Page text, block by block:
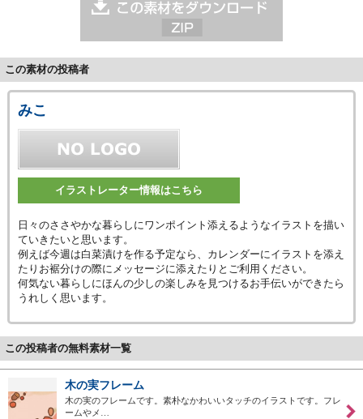
この素材の投稿者
みこ
イラストレーター情報はこちら
日々のささやかな暮らしにワンポイント添えるようなイラストを描い
ていきたいと思います。
例えば今週は白菜漬けを作る予定なら、カレンダーにイラストを添え
たりお裾分けの際にメッセージに添えたりとご利用ください。
何気ない暮らしにほんの少しの楽しみを見つけるお手伝いができたら
うれしく思います。
この投稿者の無料素材一覧
木の実フレーム
木の実のフレームです。素朴なかわいいタッチのイラストです。フレ
ームやメ…